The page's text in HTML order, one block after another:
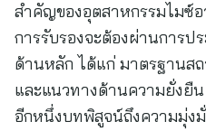
สำคัญของอุตสาหกรรมไมซ์
การรับรองจะต้องผ่านการป
ด้านหลัก ได้แก่ มาตรฐานส
และแนวทางด้านความยั่งยืน
อีกหนึ่งบทพิสูจน์ถึงความมุ่ง